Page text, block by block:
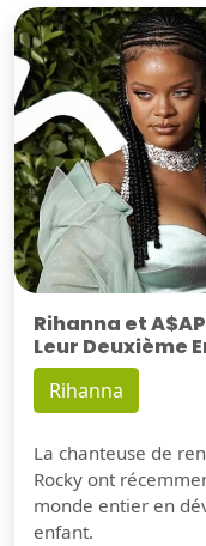
Rihanna et
Leur Deuxième
Rihanna
La chanteuse de
Rocky ont
monde entier en
enfant.